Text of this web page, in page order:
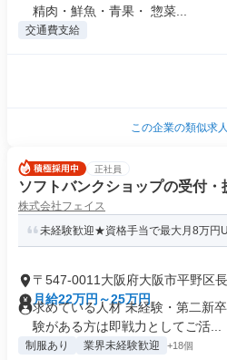
精肉・鮮魚・青果・ 惣菜...
交通費支給
この企業の類似求
正社員
ソフトバンクショップの受付・
株式会社フェイス
未経験歓迎★資格手当で最大月8万円
〒547-0011大阪府大阪市平野区
月給22万円～25万円
求めている人材 未経験・第二新
験がある方は即戦力としてご活...
制服あり 業界未経験歓迎 +18個